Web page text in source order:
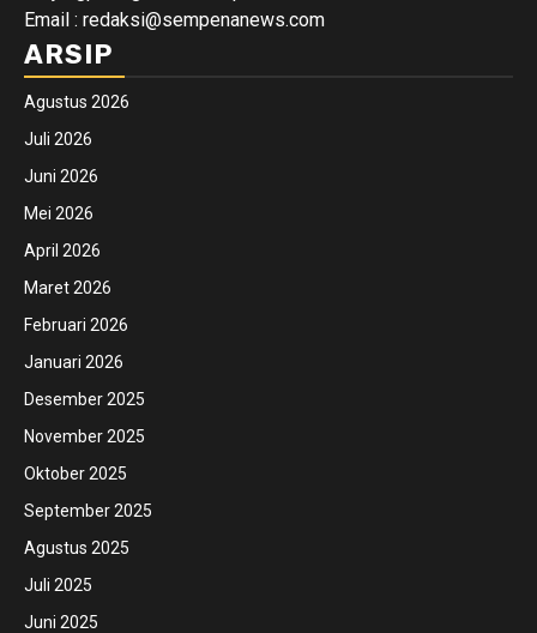
Email : redaksi@sempenanews.com
ARSIP
Agustus 2026
Juli 2026
Juni 2026
Mei 2026
April 2026
Maret 2026
Februari 2026
Januari 2026
Desember 2025
November 2025
Oktober 2025
September 2025
Agustus 2025
Juli 2025
Juni 2025